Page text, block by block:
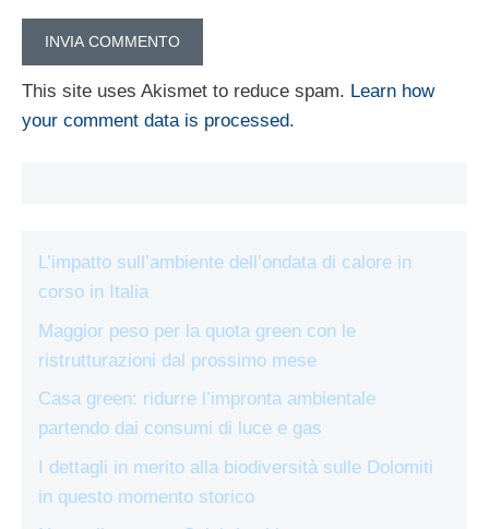
This site uses Akismet to reduce spam. Learn how
your comment data is processed.
L’impatto sull’ambiente dell’ondata di calore in
corso in Italia
Maggior peso per la quota green con le
ristrutturazioni dal prossimo mese
Casa green: ridurre l’impronta ambientale
partendo dai consumi di luce e gas
I dettagli in merito alla biodiversità sulle Dolomiti
in questo momento storico